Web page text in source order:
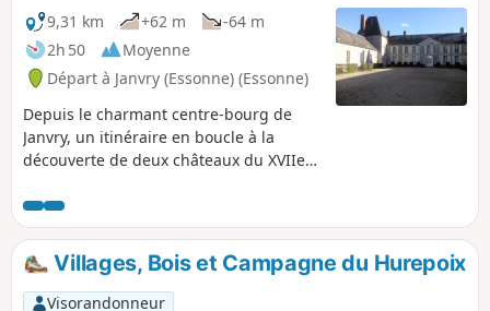
9,31 km
+62 m
-64 m
2h 50
Moyenne
Départ à Janvry (Essonne) (Essonne)
Depuis le charmant centre-bourg de
Janvry, un itinéraire en boucle à la
découverte de deux châteaux du XVIIe
champs cultivés et en sous-bois.
Villages, Bois et Campagne du Hurepoix
Visorandonneur